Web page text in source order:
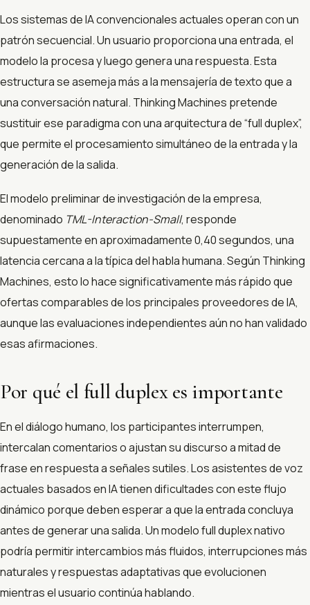
Los sistemas de IA convencionales actuales operan con un
patrón secuencial. Un usuario proporciona una entrada, el
modelo la procesa y luego genera una respuesta. Esta
estructura se asemeja más a la mensajería de texto que a
una conversación natural. Thinking Machines pretende
sustituir ese paradigma con una arquitectura de “full duplex”,
que permite el procesamiento simultáneo de la entrada y la
generación de la salida.
El modelo preliminar de investigación de la empresa,
denominado TML-Interaction-Small, responde
supuestamente en aproximadamente 0,40 segundos, una
latencia cercana a la típica del habla humana. Según Thinking
Machines, esto lo hace significativamente más rápido que
ofertas comparables de los principales proveedores de IA,
aunque las evaluaciones independientes aún no han validado
esas afirmaciones.
Por qué el full duplex es importante
En el diálogo humano, los participantes interrumpen,
intercalan comentarios o ajustan su discurso a mitad de
frase en respuesta a señales sutiles. Los asistentes de voz
actuales basados en IA tienen dificultades con este flujo
dinámico porque deben esperar a que la entrada concluya
antes de generar una salida. Un modelo full duplex nativo
podría permitir intercambios más fluidos, interrupciones más
naturales y respuestas adaptativas que evolucionen
mientras el usuario continúa hablando.